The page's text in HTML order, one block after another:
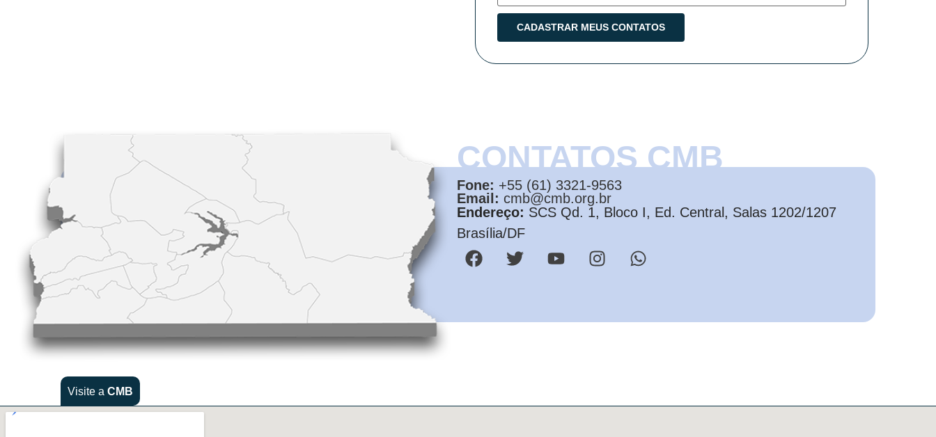
CONTATOS CMB
Fone: +55 (61) 3321-9563
Email: cmb@cmb.org.br
Endereço: SCS Qd. 1, Bloco I, Ed. Central, Salas 1202/1207
Brasília/DF
Visite a CMB